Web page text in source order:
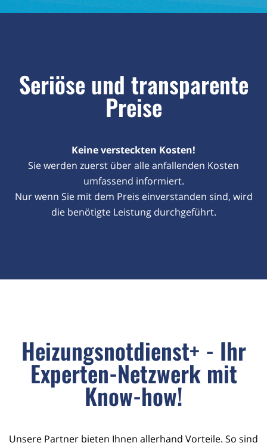
Seriöse und transparente
Preise
Keine versteckten Kosten!
Sie werden zuerst über alle anfallenden Kosten
umfassend informiert.
Nur wenn Sie mit dem Preis einverstanden sind, wird
die benötigte Leistung durchgeführt.
Heizungsnotdienst+ - Ihr
Experten-Netzwerk mit
Know-how!
Unsere Partner bieten Ihnen allerhand Vorteile. So sind